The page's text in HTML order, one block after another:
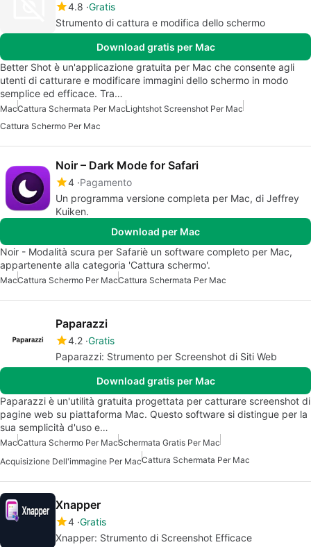
4.8 Gratis
Strumento di cattura e modifica dello schermo
Download gratis per Mac
Better Shot è un'applicazione gratuita per Mac che consente agli
utenti di catturare e modificare immagini dello schermo in modo
semplice ed efficace. Tra…
MacCattura Schermata Per MacLightshot Screenshot Per Mac
Cattura Schermo Per Mac
Noir – Dark Mode for Safari
4 Pagamento
Un programma versione completa per Mac, di Jeffrey
Kuiken.
Download per Mac
Noir - Modalità scura per Safariè un software completo per Mac,
appartenente alla categoria 'Cattura schermo'.
MacCattura Schermo Per MacCattura Schermata Per Mac
Paparazzi
4.2 Gratis
Paparazzi: Strumento per Screenshot di Siti Web
Download gratis per Mac
Paparazzi è un'utilità gratuita progettata per catturare screenshot di
pagine web su piattaforma Mac. Questo software si distingue per la
sua semplicità d'uso e…
MacCattura Schermo Per MacSchermata Gratis Per Mac
Acquisizione Dell'immagine Per MacCattura Schermata Per Mac
Xnapper
4 Gratis
Xnapper: Strumento di Screenshot Efficace